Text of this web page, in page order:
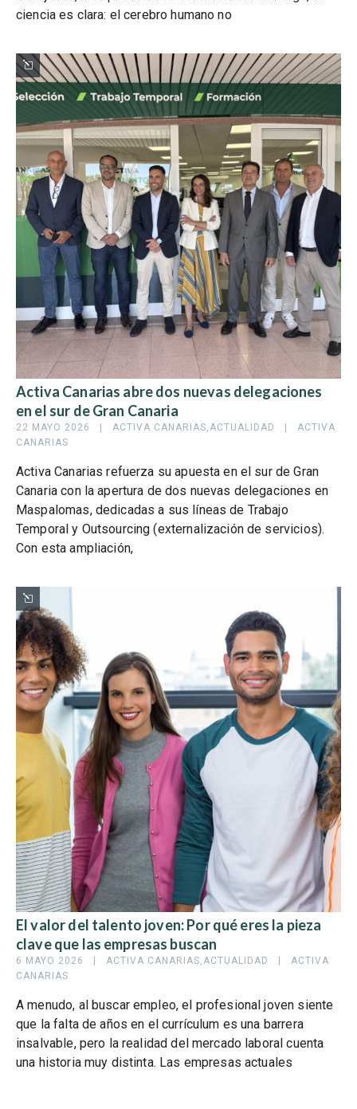
ciencia es clara: el cerebro humano no
Activa Canarias abre dos nuevas delegaciones
en el sur de Gran Canaria
22 MAYO 2026   | ACTIVA CANARIAS ACTUALIDAD
   |
ACTIVA
CANARIAS
Activa Canarias refuerza su apuesta en el sur de Gran
Canaria con la apertura de dos nuevas delegaciones en
Maspalomas, dedicadas a sus líneas de Trabajo
Temporal y Outsourcing (externalización de servicios).
Con esta ampliación,
El valor del talento joven: Por qué eres la pieza
clave que las empresas buscan
6 MAYO 2026   | ACTIVA CANARIAS ACTUALIDAD
   |
ACTIVA
CANARIAS
A menudo, al buscar empleo, el profesional joven siente
que la falta de años en el currículum es una barrera
insalvable, pero la realidad del mercado laboral cuenta
una historia muy distinta. Las empresas actuales